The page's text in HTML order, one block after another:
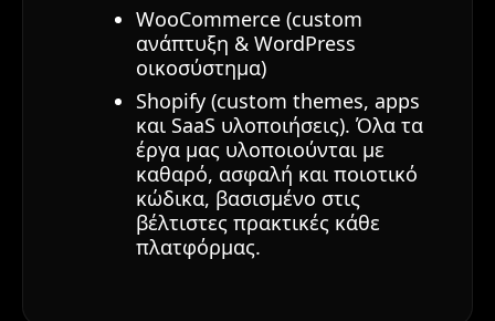
WooCommerce (custom
ανάπτυξη & WordPress
οικοσύστημα)
Shopify (custom themes, apps
και SaaS υλοποιήσεις). Όλα τα
έργα μας υλοποιούνται με
καθαρό, ασφαλή και ποιοτικό
κώδικα, βασισμένο στις
βέλτιστες πρακτικές κάθε
πλατφόρμας.